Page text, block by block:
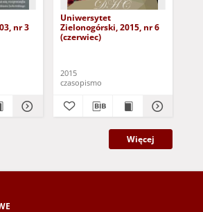
nr 3
Uniwersytet
Zielonogórski, 2015, nr 6
(czerwiec)
2015
czasopismo
Więcej